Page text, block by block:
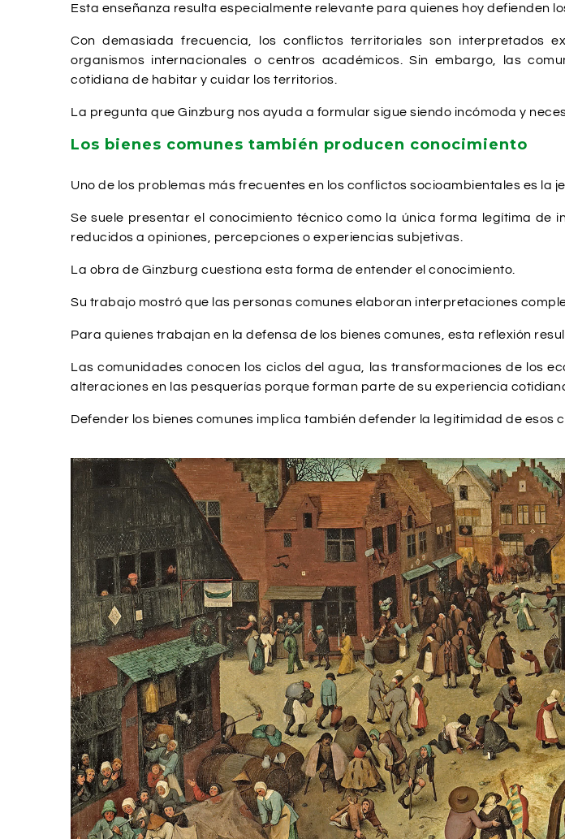
Esta enseñanza resulta especialmente relevante para quienes hoy defienden
Con demasiada frecuencia, los conflictos territoriales son interpretados
organismos internacionales o centros académicos. Sin embargo, las
cotidiana de habitar y cuidar los territorios.
La pregunta que Ginzburg nos ayuda a formular sigue siendo incómoda y
Los bienes comunes también producen conocimiento
Uno de los problemas más frecuentes en los conflictos socioambientales es la
Se suele presentar el conocimiento técnico como la única forma legítima
reducidos a opiniones, percepciones o experiencias subjetivas.
La obra de Ginzburg cuestiona esta forma de entender el conocimiento.
Su trabajo mostró que las personas comunes elaboran interpretaciones
Para quienes trabajan en la defensa de los bienes comunes, esta reflexión
Las comunidades conocen los ciclos del agua, las transformaciones de los
alteraciones en las pesquerías porque forman parte de su experiencia
Defender los bienes comunes implica también defender la legitimidad de esos